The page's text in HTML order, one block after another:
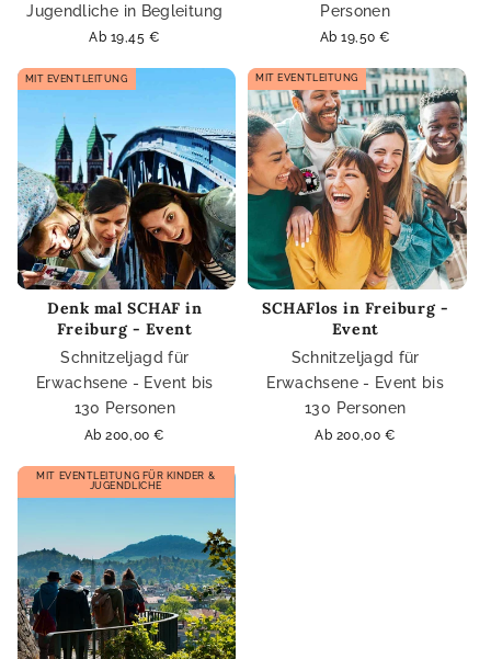
Jugendliche in Begleitung
Normaler
Ab 19,45 €
Personen
Normaler
Ab 19,50 €
MIT EVENTLEITUNG
Denk mal SCHAF in
Freiburg - Event
Schnitzeljagd für
Erwachsene - Event bis
130 Personen
Normaler
Ab 200,00 €
MIT EVENTLEITUNG
SCHAFlos in Freiburg -
Event
Schnitzeljagd für
Erwachsene - Event bis
130 Personen
Normaler
Ab 200,00 €
MIT EVENTLEITUNG FÜR KINDER &
JUGENDLICHE